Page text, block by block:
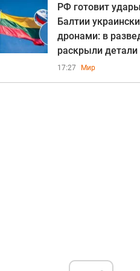
РФ готовит
Балтии
дронами: в
раскрыли детали
17:27 Мир